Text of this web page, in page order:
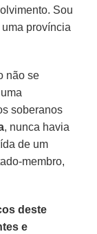
Sou
província
não se
soberanos
, nunca havia
de um
membro,
deste
e